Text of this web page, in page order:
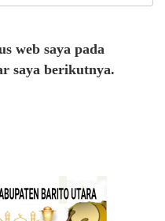
web saya pada
saya berikutnya.